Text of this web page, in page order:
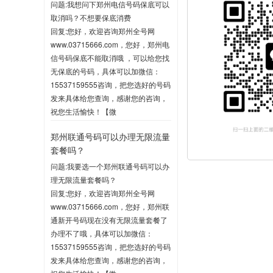
问题:我想问下郑州电信号码保底可以
取消吗？不想要保底消费
回复:您好，欢迎咨询郑州全号网
www.03715666.com，您好，郑州电
信号码保底不能取消哦 ，可以给您找
无保底的号码，具体可以加微信：
15537159555咨询，把您选好的号码
发来具体给您查询，感谢您的咨询，
祝您生活愉快！【微
2020-06-03 10:04
郑州联通号码可以办理无限流量
套餐吗？
问题:我要选一个郑州联通号码可以办
理无限流量套餐吗？
回复:您好，欢迎咨询郑州全号网
www.03715666.com，您好，郑州联
通新开号码现在没有无限流量套餐了
办理不了哦，具体可以加微信：
15537159555咨询，把您选好的号码
发来具体给您查询，感谢您的咨询，